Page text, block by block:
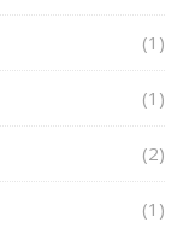
(1)
(1)
(2)
(1)